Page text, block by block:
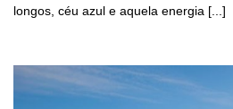
longos, céu azul e aquela energia [...]